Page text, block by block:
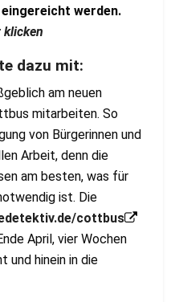
werden.
klicken
dazu mit:
am neuen
mitarbeiten. So
von Bürgerinnen und
Arbeit, denn die
am besten, was für
ist. Die
cottbus
April, vier Wochen
und hinein in die